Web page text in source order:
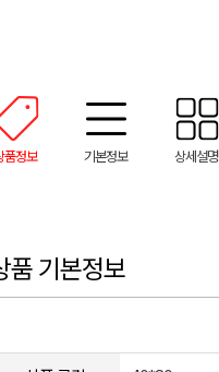
품정보 기본정보 상세설명
품 기본정보